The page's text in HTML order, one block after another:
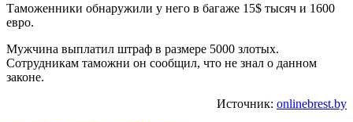
Таможенники обнаружили у него в багаже 15$ тысяч и 1600
евро.
Мужчина выплатил штраф в размере 5000 злотых.
Сотрудникам таможни он сообщил, что не знал о данном
законе.
Источник: onlinebrest.by